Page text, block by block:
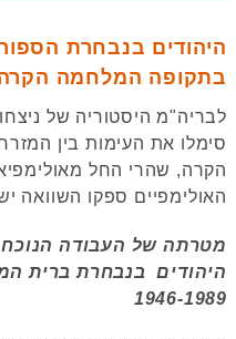
בנבחרת הספורט
המלחמה הקרה 1946-1989
היסטוריה של ניצחונות
את העימות בין המזרח
שהרי החל
ספקו השוואה
של העבודה הנוכחית
בנבחרת ברית
1946-